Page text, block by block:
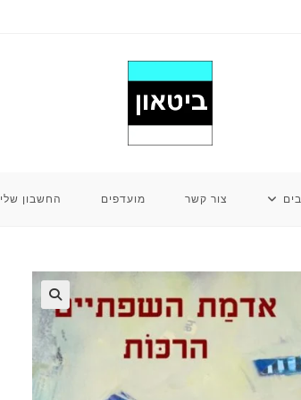
צור קשר מועדפים החשבון שלי